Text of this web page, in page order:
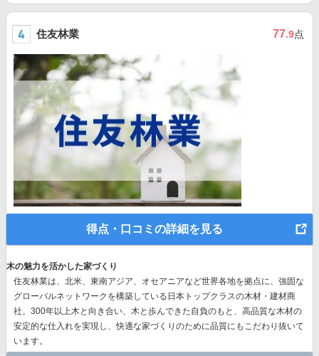
住友林業 77.9点
得点・口コミの詳細を見る
木の魅力を活かした家づくり
住友林業は、北米、東南アジア、オセアニアなど世界各地を拠点に、強固な
グローバルネットワークを構築している日本トップクラスの木材・建材商
社。300年以上木と向き合い、木と歩んできた自負のもと、高品質な木材の
安定的な仕入れを実現し、快適な家づくりのために品質にもこだわり抜いて
います。